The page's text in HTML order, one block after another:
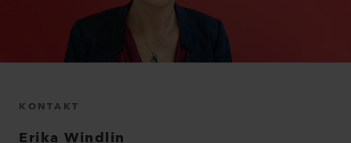
KONTAKT
Erika Windlin